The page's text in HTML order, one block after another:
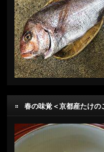
春の味覚＜京都産たけの